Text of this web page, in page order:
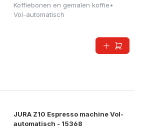
Koffiebonen en gemalen koffie•
Vol-automatisch
JURA Z10 Espresso machine Vol-
automatisch - 15368